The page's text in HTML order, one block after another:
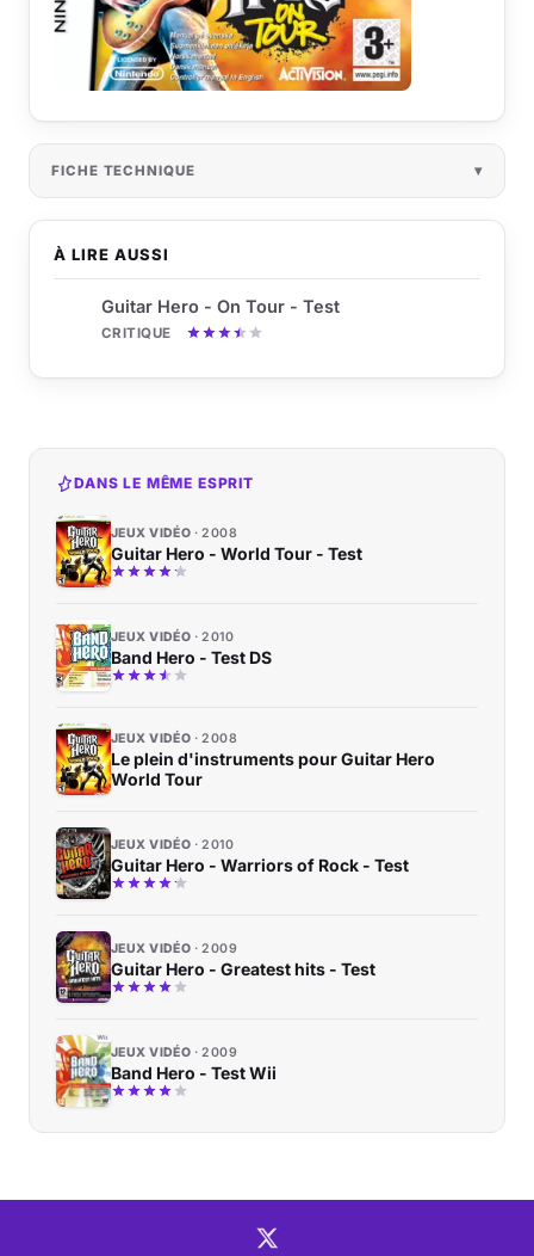
À LIRE AUSSI
Guitar Hero - On Tour - Test
CRITIQUE
FICHE TECHNIQUE
DANS LE MÊME ESPRIT
JEUX VIDÉO 2008
Guitar Hero - World Tour - Test
JEUX VIDÉO 2010
Band Hero - Test DS
JEUX VIDÉO 2008
Le plein d'instruments pour Guitar Hero
World Tour
JEUX VIDÉO 2010
Guitar Hero - Warriors of Rock - Test
JEUX VIDÉO 2009
Guitar Hero - Greatest hits - Test
JEUX VIDÉO 2009
Band Hero - Test Wii